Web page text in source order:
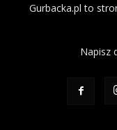
Gurbacka.pl to
Napisz